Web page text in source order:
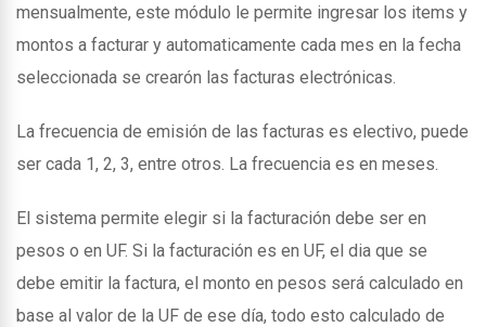
mensualmente, este módulo le permite ingresar los items y
montos a facturar y automaticamente cada mes en la fecha
seleccionada se crearón las facturas electrónicas.
La frecuencia de emisión de las facturas es electivo, puede
ser cada 1, 2, 3, entre otros. La frecuencia es en meses.
El sistema permite elegir si la facturación debe ser en
pesos o en UF. Si la facturación es en UF, el dia que se
debe emitir la factura, el monto en pesos será calculado en
base al valor de la UF de ese día, todo esto calculado de